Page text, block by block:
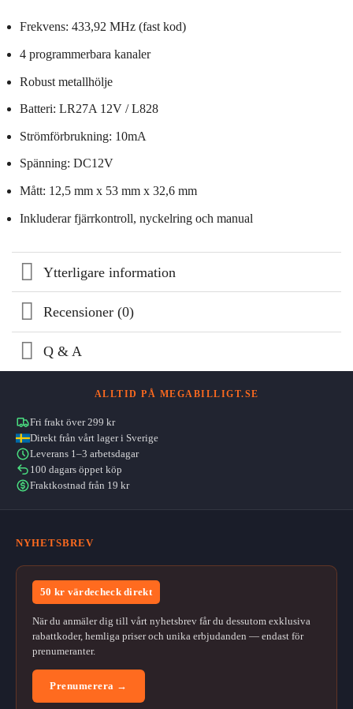
Frekvens: 433,92 MHz (fast kod)
4 programmerbara kanaler
Robust metallhölje
Batteri: LR27A 12V / L828
Strömförbrukning: 10mA
Spänning: DC12V
Mått: 12,5 mm x 53 mm x 32,6 mm
Inkluderar fjärrkontroll, nyckelring och manual
Ytterligare information
Recensioner (0)
Q & A
ALLTID PÅ MEGABILLIGT.SE
Fri frakt över 299 kr
Direkt från vårt lager i Sverige
Leverans 1–3 arbetsdagar
100 dagars öppet köp
Fraktkostnad från 19 kr
NYHETSBREV
50 kr värdecheck direkt
När du anmäler dig till vårt nyhetsbrev får du dessutom exklusiva
rabattkoder, hemliga priser och unika erbjudanden — endast för
prenumeranter.
Prenumerera →